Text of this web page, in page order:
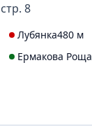
8
Лубянка480 м
Ермакова Роща